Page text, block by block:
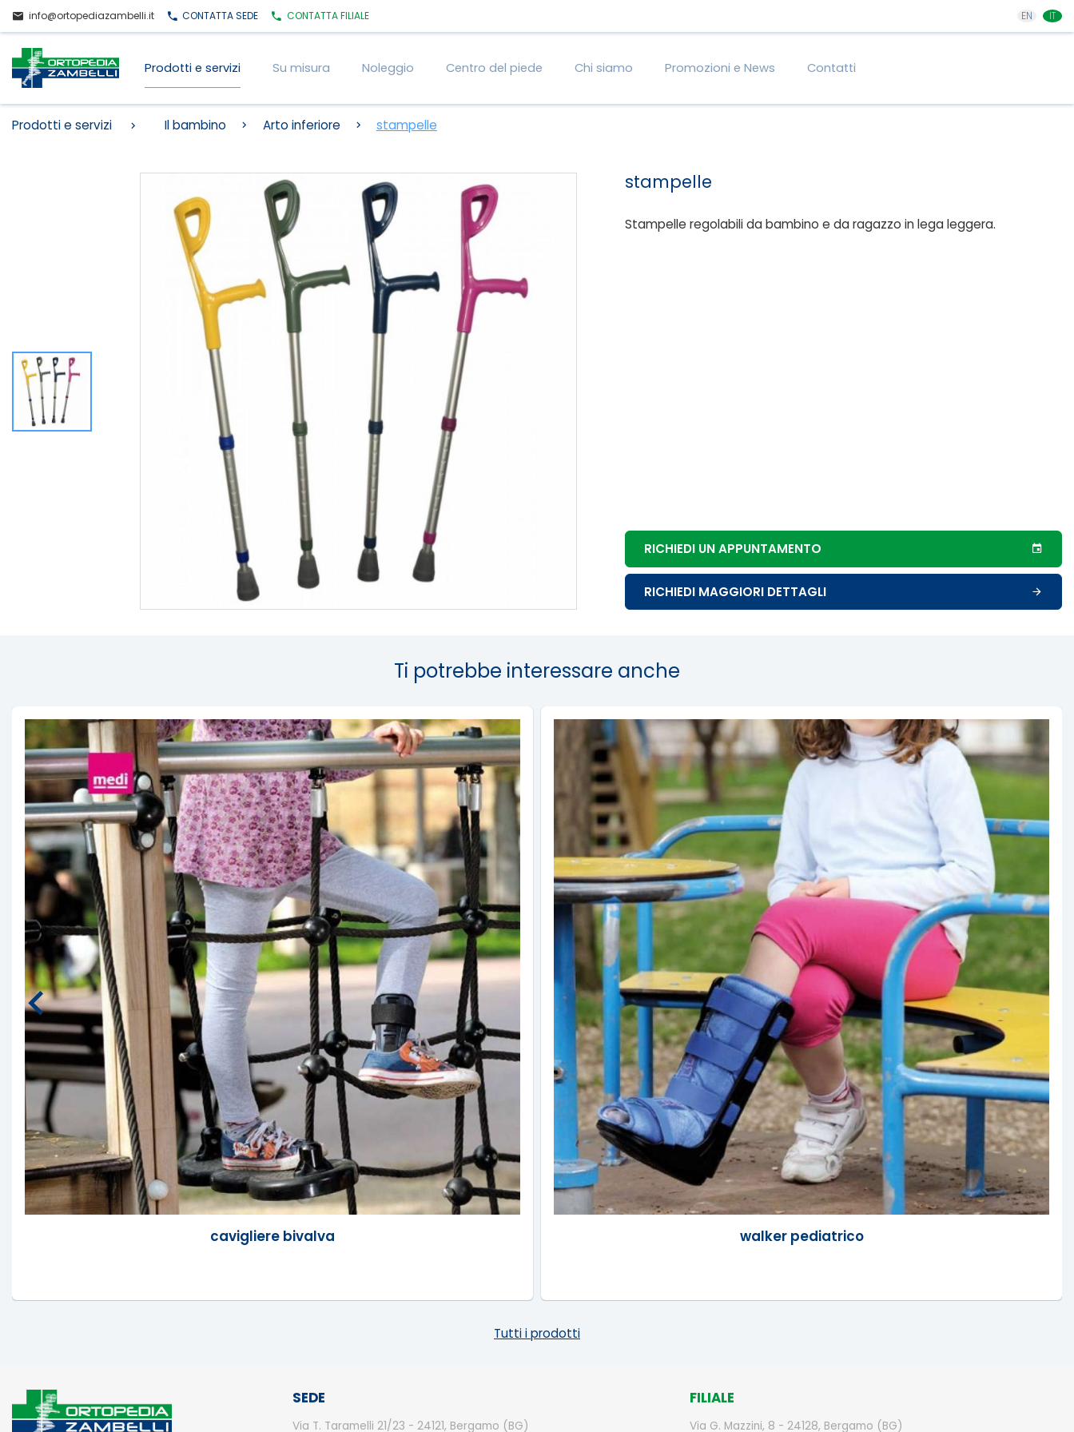
info@ortopediazambelli.it CONTATTASEDE CONTATTAFILIALE EN IT
Prodotti e servizi Su misura Noleggio Centro del piede Chi siamo Promozioni e News Contatti
Prodotti e servizi Il bambino Arto inferiore stampelle
stampelle
Stampelle regolabili da bambino e da ragazzo in lega leggera.
RICHIEDI UN APPUNTAMENTO
RICHIEDI MAGGIORI DETTAGLI
Ti potrebbe interessare anche
cavigliere bivalva walker pediatrico
Tutti i prodotti
SEDE
Via T. Taramelli 21/23 - 24121, Bergamo (BG)
FILIALE
Via G. Mazzini, 8 - 24128, Bergamo (BG)